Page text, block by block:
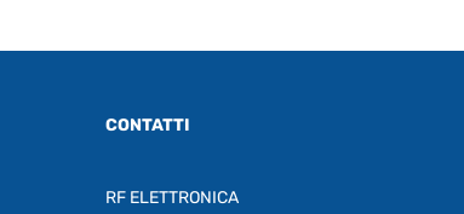
CONTATTI
RF ELETTRONICA